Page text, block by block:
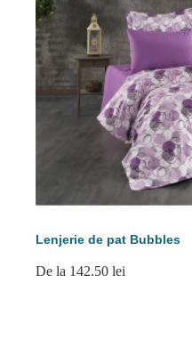
Lenjerie de pat Bubbles
De la 142.50 lei